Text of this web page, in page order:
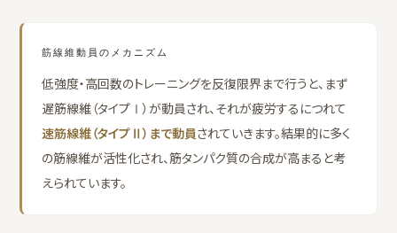
筋線維動員のメカニズム
低強度・高回数のトレーニングを反復限界まで行うと、まず
遅筋線維（タイプⅠ）が動員され、それが疲労するにつれて
速筋線維（タイプⅡ）まで動員されていきます。結果的に多く
の筋線維が活性化され、筋タンパク質の合成が高まると考
えられています。